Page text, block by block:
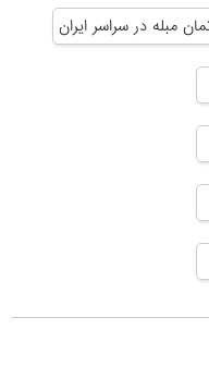
مبله در سراسر ایران